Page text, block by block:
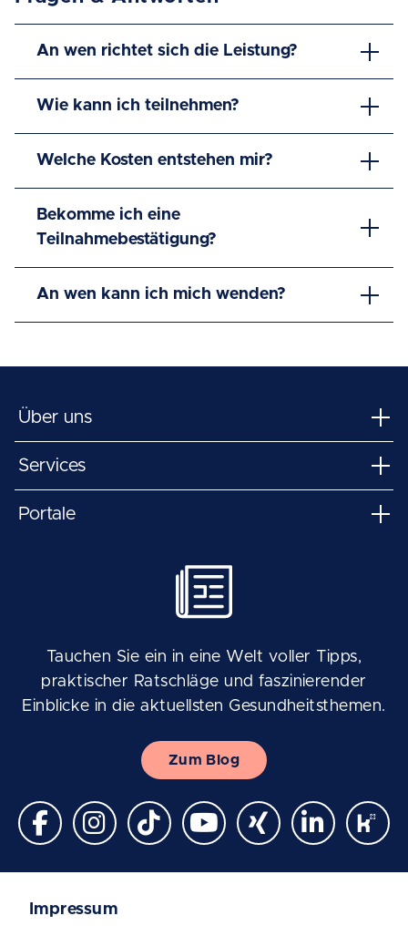
An wen richtet sich die Leistung?
Wie kann ich teilnehmen?
Welche Kosten entstehen mir?
Bekomme ich eine
Teilnahmebestätigung?
An wen kann ich mich wenden?
Über uns
Services
Portale
Tauchen Sie ein in eine Welt voller Tipps,
praktischer Ratschläge und faszinierender
Einblicke in die aktuellsten Gesundheitsthemen.
Zum Blog
Impressum